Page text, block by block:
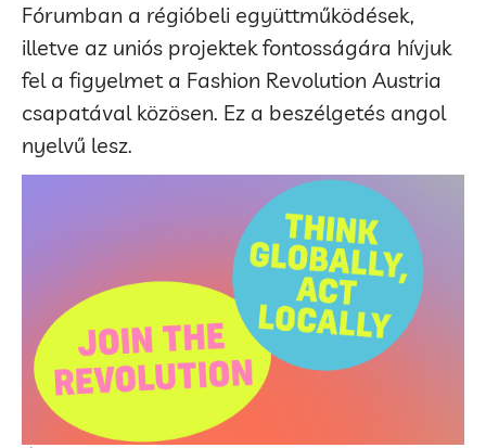
Fórumban a régióbeli együttműködések,
illetve az uniós projektek fontosságára hívjuk
fel a figyelmet a Fashion Revolution Austria
csapatával közösen. Ez a beszélgetés angol
nyelvű lesz.